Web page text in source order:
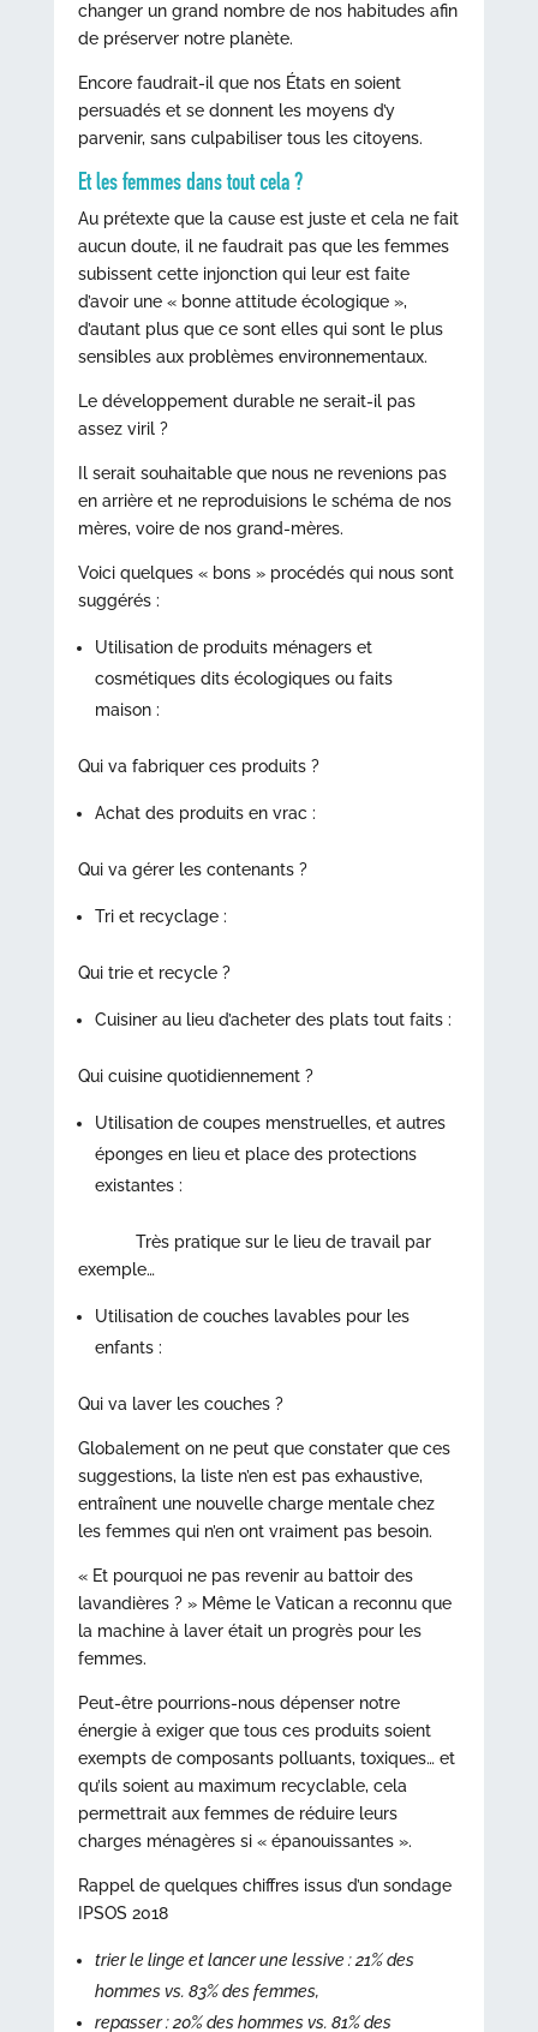
changer un grand nombre de nos habitudes afin
de préserver notre planète.
Encore faudrait-il que nos États en soient
persuadés et se donnent les moyens d’y
parvenir, sans culpabiliser tous les citoyens.
Et les femmes dans tout cela ?
Au prétexte que la cause est juste et cela ne fait
aucun doute, il ne faudrait pas que les femmes
subissent cette injonction qui leur est faite
d’avoir une « bonne attitude écologique »,
d’autant plus que ce sont elles qui sont le plus
sensibles aux problèmes environnementaux.
Le développement durable ne serait-il pas
assez viril ?
Il serait souhaitable que nous ne revenions pas
en arrière et ne reproduisions le schéma de nos
mères, voire de nos grand-mères.
Voici quelques « bons » procédés qui nous sont
suggérés :
Utilisation de produits ménagers et
cosmétiques dits écologiques ou faits
maison :
Qui va fabriquer ces produits ?
Achat des produits en vrac :
Qui va gérer les contenants ?
Tri et recyclage :
Qui trie et recycle ?
Cuisiner au lieu d’acheter des plats tout faits :
Qui cuisine quotidiennement ?
Utilisation de coupes menstruelles, et autres
éponges en lieu et place des protections
existantes :
Très pratique sur le lieu de travail par
exemple…
Utilisation de couches lavables pour les
enfants :
Qui va laver les couches ?
Globalement on ne peut que constater que ces
suggestions, la liste n’en est pas exhaustive,
entraînent une nouvelle charge mentale chez
les femmes qui n’en ont vraiment pas besoin.
« Et pourquoi ne pas revenir au battoir des
lavandières ? » Même le Vatican a reconnu que
la machine à laver était un progrès pour les
femmes.
Peut-être pourrions-nous dépenser notre
énergie à exiger que tous ces produits soient
exempts de composants polluants, toxiques… et
qu’ils soient au maximum recyclable, cela
permettrait aux femmes de réduire leurs
charges ménagères si « épanouissantes ».
Rappel de quelques chiffres issus d’un sondage
IPSOS 2018
trier le linge et lancer une lessive : 21% des
hommes vs. 83% des femmes,
repasser : 20% des hommes vs. 81% des